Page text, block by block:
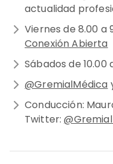
actualidad
Viernes de 8.00 a
Conexión Abierta
Sábados de 10.00
@GremialMédica
Conducción:
Twitter: